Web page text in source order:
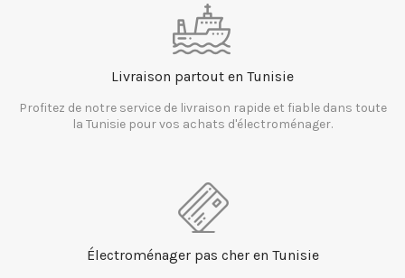
Livraison partout en Tunisie
Profitez de notre service de livraison rapide et fiable dans toute
la Tunisie pour vos achats d'électroménager.
Électroménager pas cher en Tunisie